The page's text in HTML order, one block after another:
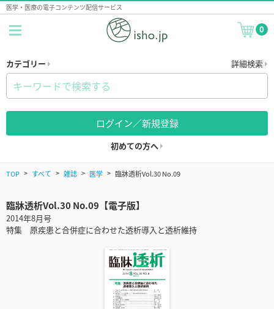
医学・医療の電子コンテンツ配信サービス
0
カテゴリー 詳細検索
ログイン／新規登録
初めての方へ
TOP すべて 雑誌 医学 臨牀透析Vol.30 No.09
臨牀透析Vol.30 No.09【電子版】
2014年8月号
特集 原疾患と合併症に合わせた透析導入と透析維持